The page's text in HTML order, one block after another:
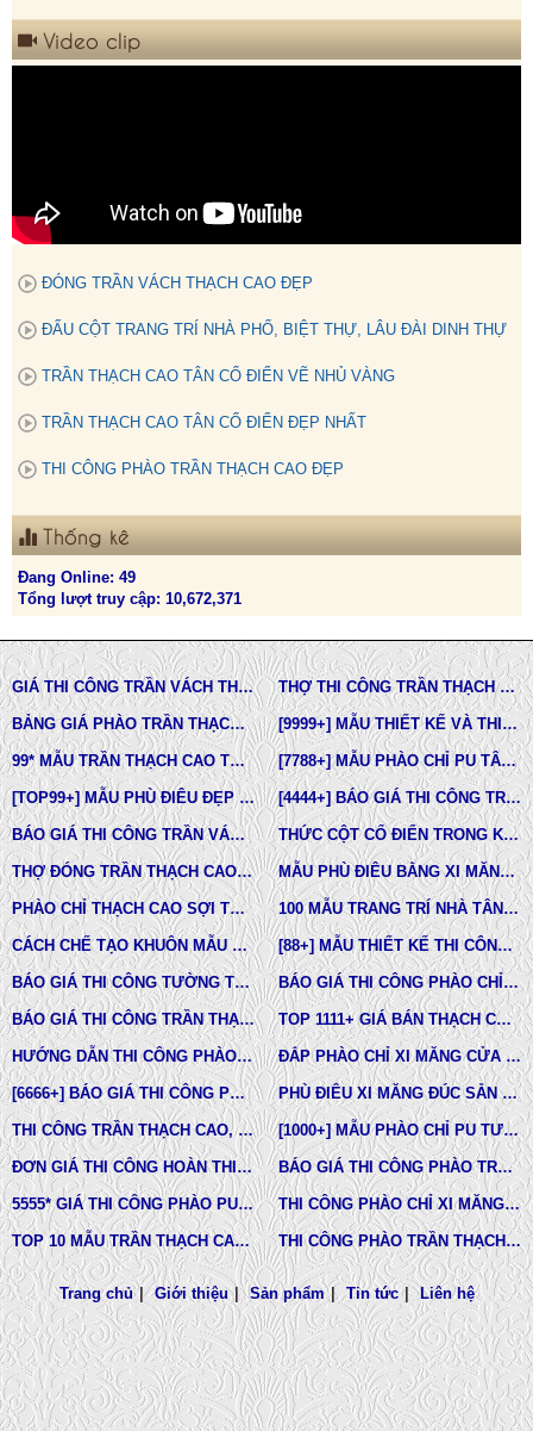
Video clip
ĐÓNG TRẦN VÁCH THẠCH CAO ĐẸP
ĐẤU CỘT TRANG TRÍ NHÀ PHỐ, BIỆT THỰ, LÂU ĐÀI DINH THỰ
TRẦN THẠCH CAO TÂN CỔ ĐIỂN VẼ NHỦ VÀNG
TRẦN THẠCH CAO TÂN CỔ ĐIỂN ĐẸP NHẤT
THI CÔNG PHÀO TRẦN THẠCH CAO ĐẸP
Thống kê
Đang Online: 49
Tổng lượt truy cập: 10,672,371
GIÁ THI CÔNG TRẦN VÁCH THẠCH CAO TẠI TPHCM THỢ THI CÔNG TRẦN THẠCH CAO ĐẸP TẠI TPHCM
BẢNG GIÁ PHÀO TRẦN THẠCH CAO TÂN CỔ ĐIỂN [9999+] MẪU THIẾT KẾ VÀ THI CÔNG TRẦN THẠCH CAO ĐẸP
99* MẪU TRẦN THẠCH CAO TÂN CỔ ĐIỂN ĐẸP NHẤT HIỆN NAY [7788+] MẪU PHÀO CHỈ PU TÂN CỔ ĐIỂN ĐẸP NHẤT HIỆN NAY
[TOP99+] MẪU PHÙ ĐIÊU ĐẸP TRONG THIẾT KẾ KIẾN TRÚC [4444+] BÁO GIÁ THI CÔNG TRỌN GÓI PHÀO CHỈ PU MỚI NHẤT
BÁO GIÁ THI CÔNG TRẦN VÁCH THẠCH CAO TRỌN GÓI THỨC CỘT CỔ ĐIỂN TRONG KIẾN TRÚC
THỢ ĐÓNG TRẦN THẠCH CAO GIÁ RẺ Ở TPHCM MẪU PHÙ ĐIÊU BẰNG XI MĂNG ĐÚC SẴN NHÀ PHỐ BIỆT THỰ LÂU ĐÀI TOÀN QUỐC
PHÀO CHỈ THẠCH CAO SỢI THỦY TINH 100 MẪU TRANG TRÍ NHÀ TÂN CỔ ĐIỂN
CÁCH CHẾ TẠO KHUÔN MẪU COMPOSITE ĐÚC BÊ TÔNG -XI MĂNG-THẠCH CAO CÁC LOẠI [88+] MẪU THIẾT KẾ THI CÔNG TRẦN THẠCH CAO TÂN CỔ ĐIỂN MỚI NHẤT
BÁO GIÁ THI CÔNG TƯỜNG THẠCH CAO, VÁCH THẠCH CAO TƯỜNG NHÀ MỚI NHẤT BÁO GIÁ THI CÔNG PHÀO CHỈ PU TÂN CỔ ĐIỂN TẠI TPHCM
BÁO GIÁ THI CÔNG TRẦN THẠCH CAO TRỌN GÓI MỚI NHẤT TOP 1111+ GIÁ BÁN THẠCH CAO PHÀO CHỈ, PHÙ ĐIÊU, ĐẦU CỘT TÂN CỔ ĐIỂN
HƯỚNG DẪN THI CÔNG PHÀO CHỈ PU, PHÀO CHỈ THẠCH CAO, PHÀO CHỈ XI MĂNG. ĐẮP PHÀO CHỈ XI MĂNG CỬA SỔ, CỬA ĐI NHÀ PHỐ, BIỆT THỰ, LÂU ĐÀI TÂN CỔ ĐIỂN
[6666+] BÁO GIÁ THI CÔNG PHÀO CHỈ NHỰA PU MỚI NHẤT PHÙ ĐIÊU XI MĂNG ĐÚC SẴN NHÀ PHỐ BIỆT THỰ TẠI LONG AN VÀ TÂY NINH
THI CÔNG TRẦN THẠCH CAO, PHÀO CHỈ, PHÙ ĐIÊU TẠI TPHCM [1000+] MẪU PHÀO CHỈ PU TƯỜNG NHÀ ĐẸP, NẸP CHỈ THẠCH CAO ỐP TƯỜNG
ĐƠN GIÁ THI CÔNG HOÀN THIỆN TRẦN THẠCH CAO TẠI TPHCM BÁO GIÁ THI CÔNG PHÀO TRẦN THẠCH CAO MỚI NHẤT
5555* GIÁ THI CÔNG PHÀO PU TƯỜNG NHÀ MỚI NHẤT THI CÔNG PHÀO CHỈ XI MĂNG NHÀ PHỐ, BIỆT THƯ, LÂU ĐÀI DINH THỰ
TOP 10 MẪU TRẦN THẠCH CAO CHUNG CƯ ĐẸP NHẤT THI CÔNG PHÀO TRẦN THẠCH CAO VĨNH TƯỜNG GIÁ RẺ
Trang chủ | Giới thiệu | Sản phẩm | Tin tức | Liên hệ